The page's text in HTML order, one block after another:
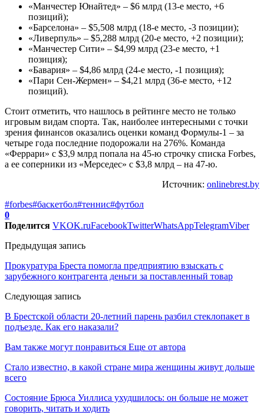
«Манчестер Юнайтед» – $6 млрд (13-е место, +6
позиций);
«Барселона» – $5,508 млрд (18-е место, -3 позиции);
«Ливерпуль» – $5,288 млрд (20-е место, +2 позиции);
«Манчестер Сити» – $4,99 млрд (23-е место, +1
позиция);
«Бавария» – $4,86 млрд (24-е место, -1 позиция);
«Пари Сен-Жермен» – $4,21 млрд (36-е место, +12
позиций).
Стоит отметить, что нашлось в рейтинге место не только
игровым видам спорта. Так, наиболее интересными с точки
зрения финансов оказались оценки команд Формулы-1 – за
четыре года последние подорожали на 276%. Команда
«Феррари» с $3,9 млрд попала на 45-ю строчку списка Forbes,
а ее соперники из «Мерседес» с $3,8 млрд – на 47-ю.
Источник: onlinebrest.by
#forbes#баскетбол#теннис#футбол
0
Поделится VKOK.ruFacebookTwitterWhatsAppTelegramViber
Предыдущая запись
Прокуратура Бреста помогла предприятию взыскать с
зарубежного контрагента деньги за поставленный товар
Следующая запись
В Брестской области 20-летний парень разбил стеклопакет в
подъезде. Как его наказали?
Вам также могут понравиться Еще от автора
Стало известно, в какой стране мира женщины живут дольше
всего
Состояние Брюса Уиллиса ухудшилось: он больше не может
говорить, читать и ходить